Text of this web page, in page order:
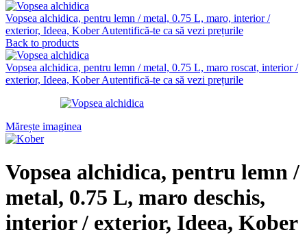
Vopsea alchidica, pentru lemn / metal, 0.75 L, maro, interior /
exterior, Ideea, KoberAutentifică-te ca să vezi prețurile
Back to products
Vopsea alchidica, pentru lemn / metal, 0.75 L, maro roscat, interior /
exterior, Ideea, KoberAutentifică-te ca să vezi prețurile
Mărește imaginea
Vopsea alchidica, pentru lemn /
metal, 0.75 L, maro deschis,
interior / exterior, Ideea, Kober